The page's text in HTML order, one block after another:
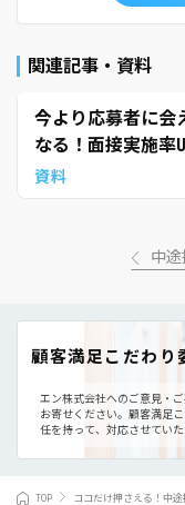
関連記事・資料
今より応募者に会
なる！面接実施率
資料
中途
顧客満足こだわり
エン株式会社へのご意見・
お寄せください。 顧客満足
任を持って、対応させていた
TOP ココだけ押さえる！中